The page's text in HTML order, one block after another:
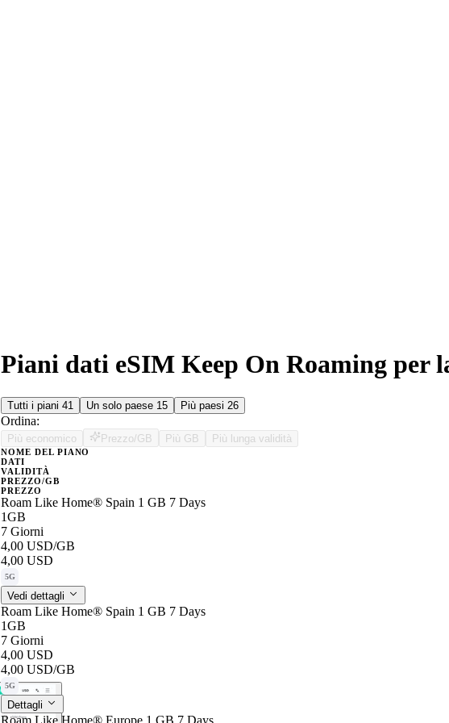
Piani dati eSIM Keep On Roaming per
Tutti i piani 41 Un solo paese 15 Più paesi 26
Ordina:
Più economico Prezzo/GB Più GB Più lunga validità
NOME DEL PIANO
DATI
VALIDITÀ
PREZZO/GB
PREZZO
Roam Like Home® Spain 1 GB 7 Days
1GB
7 Giorni
4,00 USD/GB
4,00 USD
5G
Vedi dettagli
Roam Like Home® Spain 1 GB 7 Days
1GB
7 Giorni
4,00 USD
4,00 USD/GB
5G
Dettagli
Roam Like Home® Europe 1 GB 7 Days